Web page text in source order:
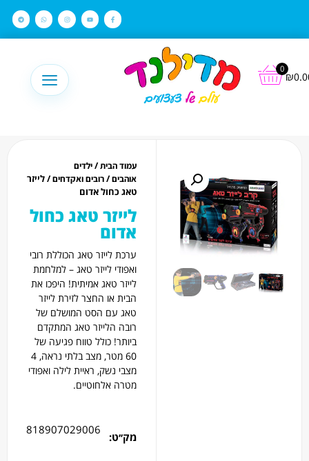
₪
0
עמוד הבית/ילדים
אוהבים/רובים ואקדחים/ לייזר
טאג כחול אדום
לייזר טאג כחול
אדום
ערכת לייזר טאג הכוללת רובי
ואפודי לייזר טאג – למלחמת
לייזר טאג אמיתית! היפכו את
הבית או החצר לזירת לייזר
טאג עם הסט המושלם של
רובה הלייזר טאג המתקדם
ביותר! כולל טווח פגיעה של
60 מטר, מצב בלתי נראה, 4
מצבי נשק, ראיית לילה ואפודי
מטרה אלחוטיים.
מק׳׳ט:
818907029006